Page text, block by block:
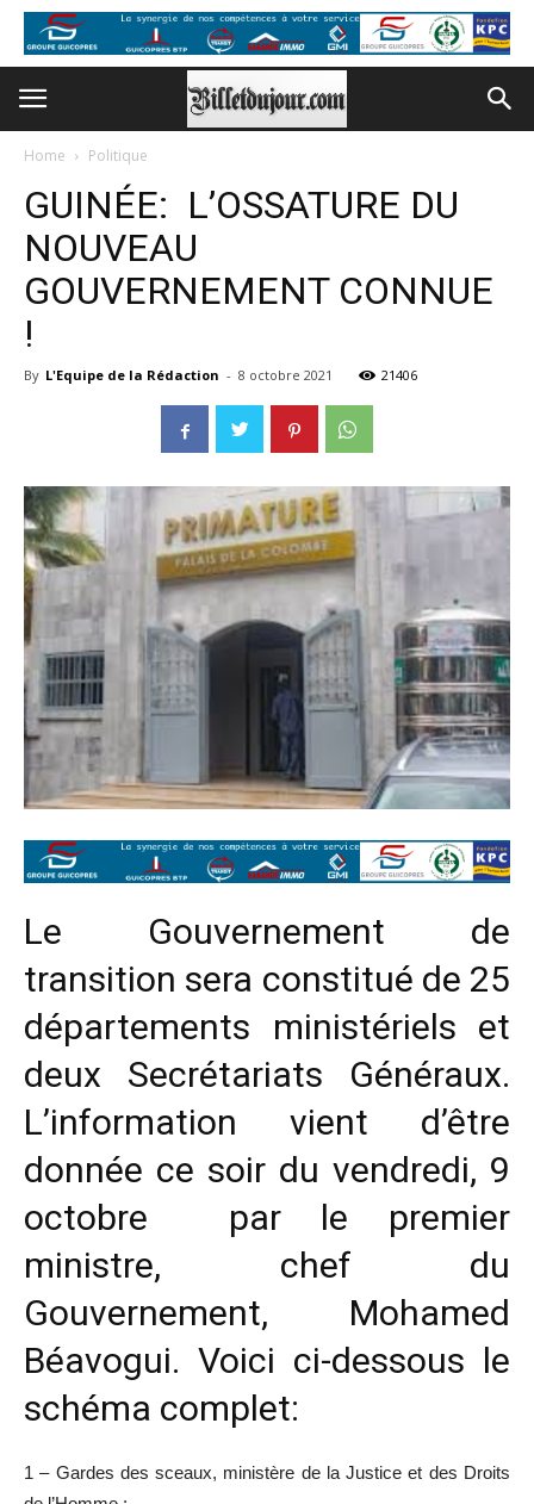
Home Politique
GUINÉE: L’OSSATURE DU
NOUVEAU
GOUVERNEMENT CONNUE
!
By L'Equipe de la Rédaction - 8 octobre 2021 21406
Le Gouvernement de
transition sera constitué de 25
départements ministériels et
deux Secrétariats Généraux.
L’information vient d’être
donnée ce soir du vendredi, 9
octobre par le premier
ministre, chef du
Gouvernement, Mohamed
Béavogui. Voici ci-dessous le
schéma complet:
1 – Gardes des sceaux, ministère de la Justice et des Droits